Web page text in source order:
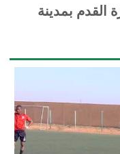
القدم بمدينة